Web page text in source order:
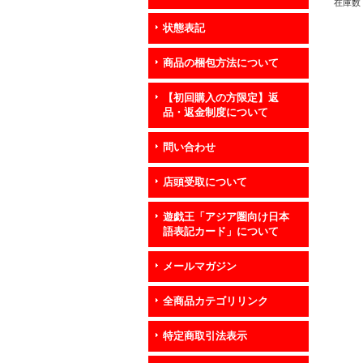
状態表記
商品の梱包方法について
【初回購入の方限定】返
品・返金制度について
問い合わせ
店頭受取について
遊戯王「アジア圏向け日本
語表記カード」について
メールマガジン
全商品カテゴリリンク
特定商取引法表示
在庫数